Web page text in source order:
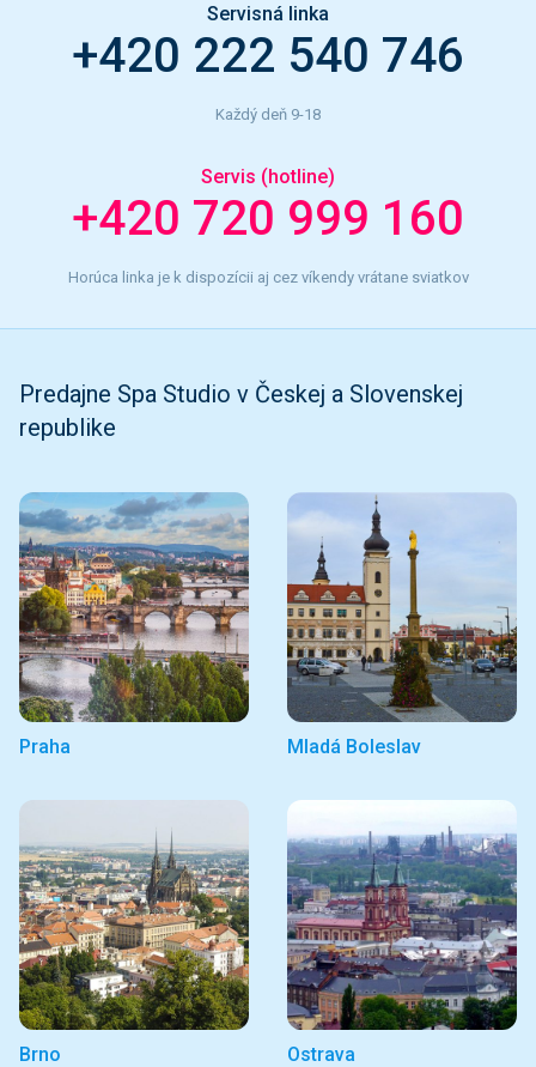
Servisná linka
+420 222 540 746
Každý deň 9-18
Servis (hotline)
+420 720 999 160
Horúca linka je k dispozícii aj cez víkendy vrátane sviatkov
Predajne Spa Studio v Českej a Slovenskej
republike
Praha Mladá Boleslav
Brno Ostrava